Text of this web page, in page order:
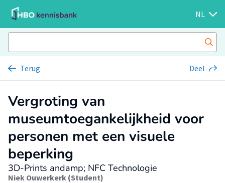
NL
Terug Deel
Vergroting van
museumtoegankelijkheid voor
personen met een visuele
beperking
3D-Prints andamp; NFC Technologie
Niek Ouwerkerk (Student)